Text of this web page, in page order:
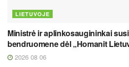
LIETUVOJE
Ministrė ir aplinkosaugininkai
bendruomene dėl „Homanit
2026 08 06